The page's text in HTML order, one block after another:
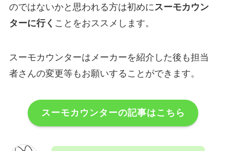
のではないかと思われる方は初めにスーモカウン
ターに行く ことをおススメします。
スーモカウンターはメーカーを紹介した後も担当
者さんの変更等もお願いすることができます。
スーモカウンターの記事はこちら